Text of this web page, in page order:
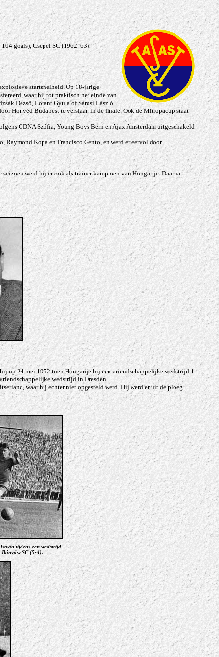
104 goals), Csepel SC (1962-'63)
startsnelheid. Op 18-jarige
waar hij tot praktisch het einde van
Dezső, Lorant Gyula of Sárosi László.
Honvéd Budapest te verslaan in de finale. Ook de Mitropacup staat
CDNA Szófia, Young Boys Bern en Ajax Amsterdam uitgeschakeld
Kopa en Francisco Gento, en werd er eervol door
seizoen werd hij er ook als trainer kampioen van Hongarije. Daarna
op 24 mei 1952 toen Hongarije bij een vriendschappelijke wedstrijd 1-
wedstrijd in Dresden.
waar hij echter niet opgesteld werd. Hij werd er uit de ploeg
tijdens een wedstrijd
SC (5-4).